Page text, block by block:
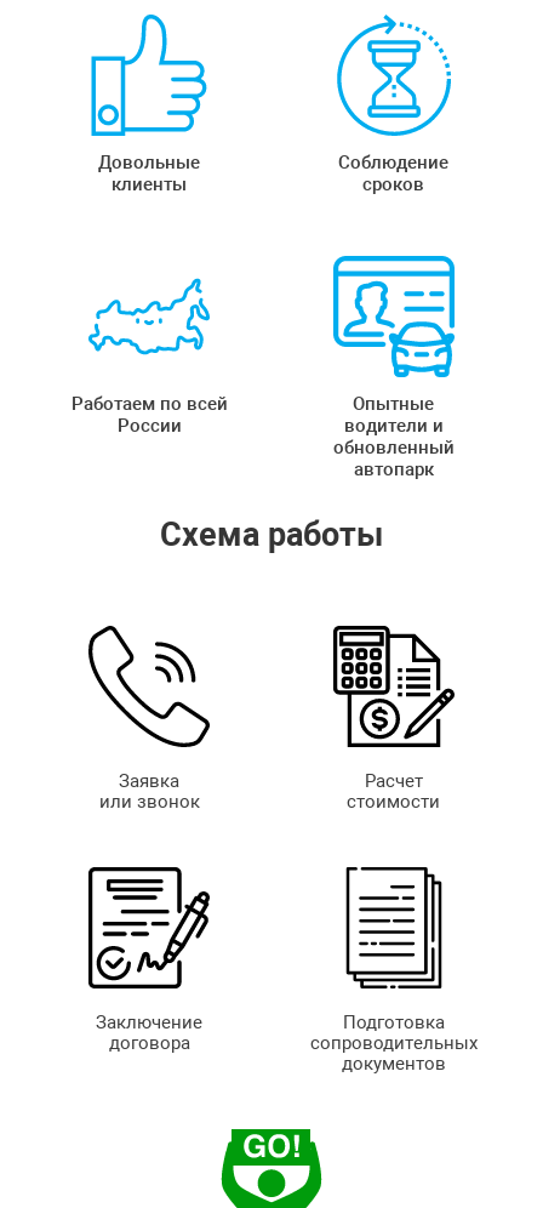
Довольные
клиенты
Соблюдение
сроков
Работаем по всей
России
Опытные
водители и
обновленный
автопарк
Схема работы
Заявка
или звонок
Расчет
стоимости
Заключение
договора
Подготовка
сопроводительных
документов